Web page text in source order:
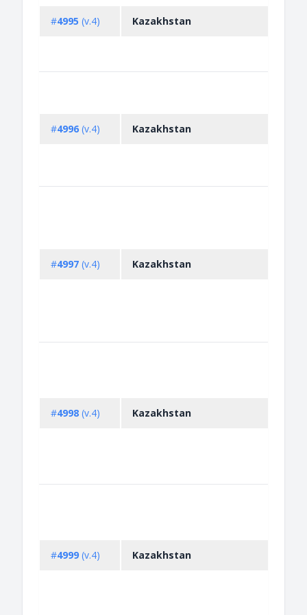
#4995 (v.4) Kazakhstan
#4996 (v.4) Kazakhstan
#4997 (v.4) Kazakhstan
#4998 (v.4) Kazakhstan
#4999 (v.4) Kazakhstan